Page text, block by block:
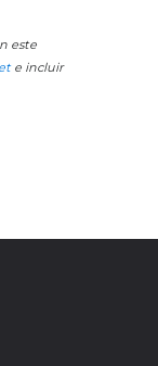
este
e incluir